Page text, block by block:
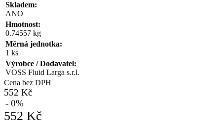
Skladem:
ANO
Hmotnost:
0.74557 kg
Měrná jednotka:
1 ks
Výrobce / Dodavatel:
VOSS Fluid Larga s.r.l.
Cena bez DPH
552 Kč
- 0%
552 Kč